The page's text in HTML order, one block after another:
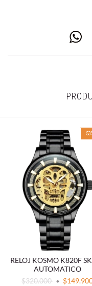
53
RELOJ KOSMO K820F
AUTOMATICO
$320.000